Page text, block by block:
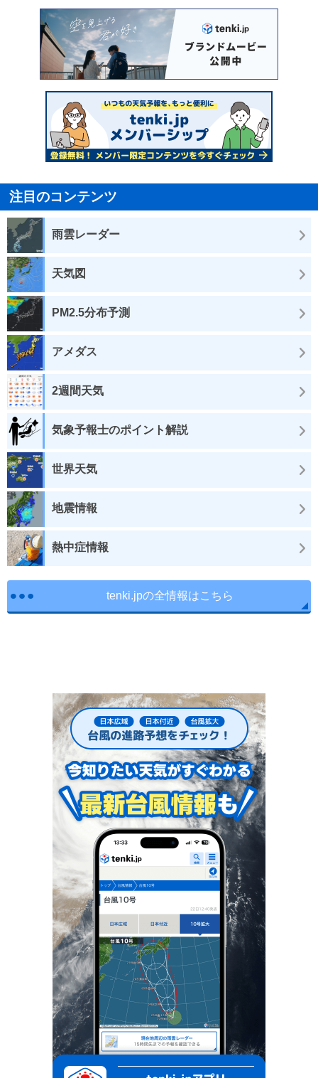
注目のコンテンツ
雨雲レーダー
天気図
PM2.5分布予測
アメダス
2週間天気
気象予報士のポイント解説
世界天気
地震情報
熱中症情報
tenki.jpの全情報はこちら